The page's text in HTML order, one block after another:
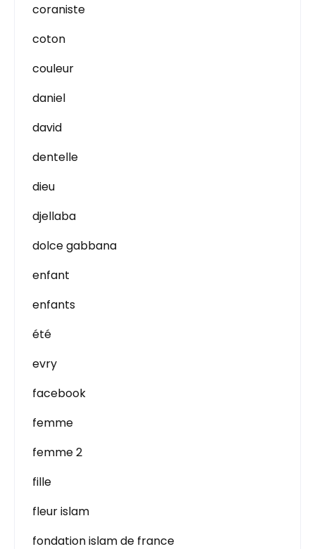
coraniste
coton
couleur
daniel
david
dentelle
dieu
djellaba
dolce gabbana
enfant
enfants
été
evry
facebook
femme
femme 2
fille
fleur islam
fondation islam de france